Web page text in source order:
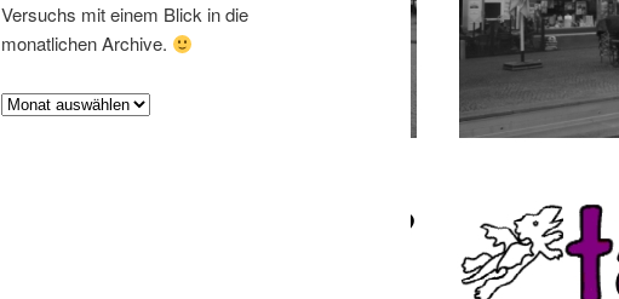
Versuchs mit einem Blick in die
monatlichen Archive.
A